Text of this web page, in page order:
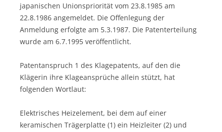
japanischen Unionspriorität vom 23.8.1985 am
22.8.1986 angemeldet. Die Offenlegung der
Anmeldung erfolgte am 5.3.1987. Die Patenterteilung
wurde am 6.7.1995 veröffentlicht.
Patentanspruch 1 des Klagepatents, auf den die
Klägerin ihre Klageansprüche allein stützt, hat
folgenden Wortlaut:
Elektrisches Heizelement, bei dem auf einer
keramischen Trägerplatte (1) ein Heizleiter (2) und